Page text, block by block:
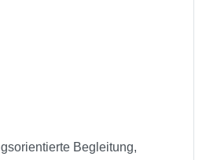
Begleitung,